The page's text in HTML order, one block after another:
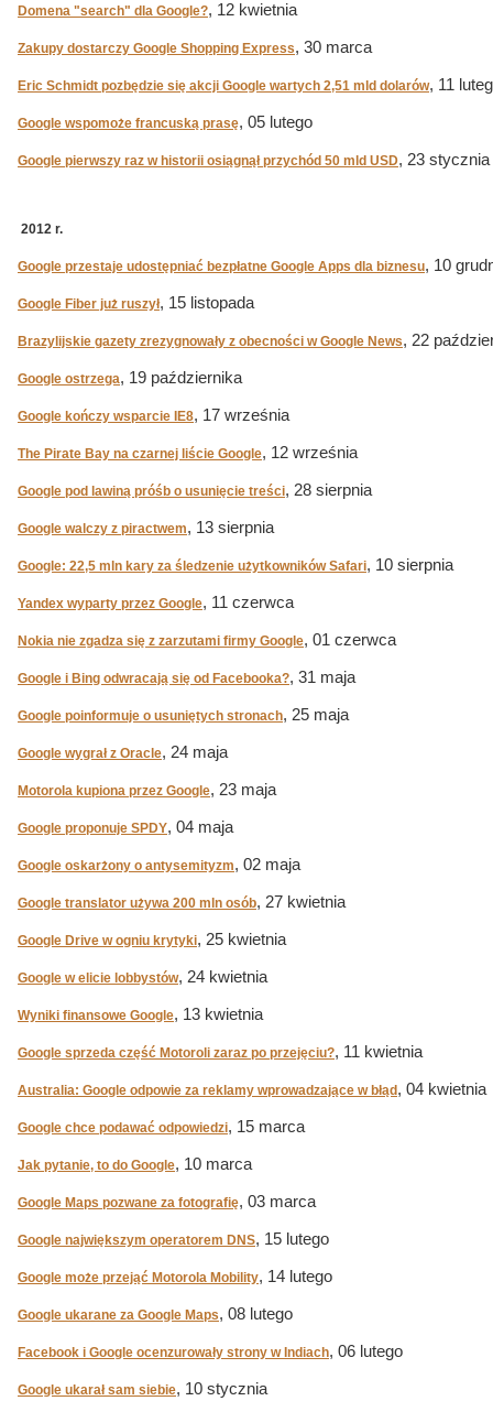
Domena "search" dla Google?, 12 kwietnia
Zakupy dostarczy Google Shopping Express, 30 marca
Eric Schmidt pozbędzie się akcji Google wartych 2,51 mld dolarów, 11
Google wspomoże francuską prasę, 05 lutego
Google pierwszy raz w historii osiągnął przychód 50 mld USD, 23 stycznia
2012 r.
Google przestaje udostępniać bezpłatne Google Apps dla biznesu, 10
Google Fiber już ruszył, 15 listopada
Brazylijskie gazety zrezygnowały z obecności w Google News, 22
Google ostrzega, 19 października
Google kończy wsparcie IE8, 17 września
The Pirate Bay na czarnej liście Google, 12 września
Google pod lawiną próśb o usunięcie treści, 28 sierpnia
Google walczy z piractwem, 13 sierpnia
Google: 22,5 mln kary za śledzenie użytkowników Safari, 10 sierpnia
Yandex wyparty przez Google, 11 czerwca
Nokia nie zgadza się z zarzutami firmy Google, 01 czerwca
Google i Bing odwracają się od Facebooka?, 31 maja
Google poinformuje o usuniętych stronach, 25 maja
Google wygrał z Oracle, 24 maja
Motorola kupiona przez Google, 23 maja
Google proponuje SPDY, 04 maja
Google oskarżony o antysemityzm, 02 maja
Google translator używa 200 mln osób, 27 kwietnia
Google Drive w ogniu krytyki, 25 kwietnia
Google w elicie lobbystów, 24 kwietnia
Wyniki finansowe Google, 13 kwietnia
Google sprzeda część Motoroli zaraz po przejęciu?, 11 kwietnia
Australia: Google odpowie za reklamy wprowadzające w błąd , 04 kwietnia
Google chce podawać odpowiedzi, 15 marca
Jak pytanie, to do Google, 10 marca
Google Maps pozwane za fotografię, 03 marca
Google największym operatorem DNS, 15 lutego
Google może przejąć Motorola Mobility, 14 lutego
Google ukarane za Google Maps, 08 lutego
Facebook i Google ocenzurowały strony w Indiach, 06 lutego
Google ukarał sam siebie, 10 stycznia